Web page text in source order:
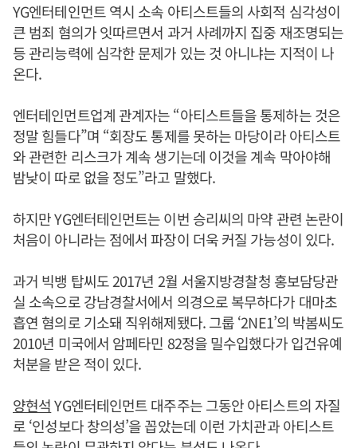
YG엔터테인먼트 역시 소속 아티스트들의 사회적 심각성이
큰 범죄 혐의가 잇따르면서 과거 사례까지 집중 재조명되는
등 관리능력에 심각한 문제가 있는 것 아니냐는 지적이 나
온다.
엔터테인먼트업계 관계자는 “아티스트들을 통제하는 것은
정말 힘들다”며 “회장도 통제를 못하는 마당이라 아티스트
와 관련한 리스크가 계속 생기는데 이것을 계속 막아야해
밤낮이 따로 없을 정도”라고 말했다.
하지만 YG엔터테인먼트는 이번 승리씨의 마약 관련 논란이
처음이 아니라는 점에서 파장이 더욱 커질 가능성이 있다.
과거 빅뱅 탑씨도 2017년 2월 서울지방경찰청 홍보담당관
실 소속으로 강남경찰서에서 의경으로 복무하다가 대마초
흡연 혐의로 기소돼 직위해제됐다. 그룹 ‘2NE1’의 박봄씨도
2010년 미국에서 암페타민 82정을 밀수입했다가 입건유예
처분을 받은 적이 있다.
양현석YG엔터테인먼트 대주주는 그동안 아티스트의 자질
로 ‘인성보다 창의성’을 꼽았는데 이런 가치관과 아티스트